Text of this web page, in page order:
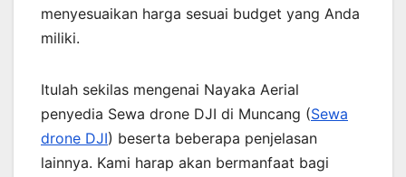
menyesuaikan harga sesuai budget yang Anda
miliki.
Itulah sekilas mengenai Nayaka Aerial
penyedia Sewa drone DJI di Muncang (Sewa
drone DJI) beserta beberapa penjelasan
lainnya. Kami harap akan bermanfaat bagi